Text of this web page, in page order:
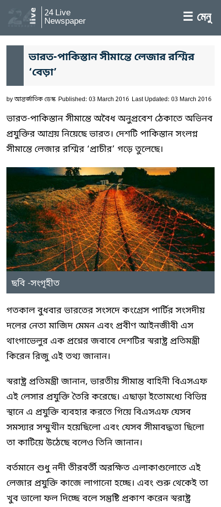
24 Live
Newspaper ☰ মেনু
ভারত-পাকিস্তান সীমান্তে লেজার রশ্মির
‘বেড়া’
byআন্তর্জাতিক ডেস্ক Published: 03 March 2016 Last Updated: 03 March 2016
ভারত-পাকিস্তান সীমান্তে অবৈধ অনুপ্রবেশ ঠেকাতে অভিনব
প্রযুক্তির আশ্রয় নিয়েছে ভারত। দেশটি পাকিস্তান সংলগ্ন
সীমান্তে লেজার রশ্মির ‘প্রাচীর’ গড়ে তুলেছে।
ছবি -সংগৃহীত
গতকাল বুধবার ভারতের সংসদে কংগ্রেস পার্টির সংসদীয়
দলের নেতা মাজিদ মেমন এবং প্রবীণ আইনজীবী এস
থাংগাভেলুর এক প্রশ্নের জবাবে দেশটির স্বরাষ্ট্র প্রতিমন্ত্রী
কিরেন রিজু এই তথ্য জানান।
স্বরাষ্ট্র প্রতিমন্ত্রী জানান, ভারতীয় সীমান্ত বাহিনী বিএসএফ
এই লেসার প্রযুক্তি তৈরি করেছে। এছাড়া ইতোমধ্যে বিভিন্ন
স্থানে এ প্রযুক্তি ব্যবহার করতে গিয়ে বিএসএফ যেসব
সমস্যার সম্মুখীন হয়েছিলো এবং যেসব সীমাবদ্ধতা ছিলো
তা কাটিয়ে উঠেছে বলেও তিনি জানান।
বর্তমানে শুধু নদী তীরবর্তী অরক্ষিত এলাকাগুলোতে এই
লেজার প্রযুক্তি কাজে লাগানো হচ্ছে। এবং শুরু থেকেই তা
খুব ভালো ফল দিচ্ছে বলে সন্তুষ্টি প্রকাশ করেন স্বরাষ্ট্র